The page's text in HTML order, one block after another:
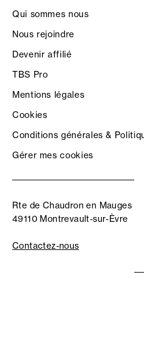
Qui sommes nous
Nous rejoindre
Devenir affilié
TBS Pro
Mentions légales
Cookies
Conditions générales &
Gérer mes cookies
Rte de Chaudron en Mauges
49110 Montrevault-sur-Èvre
Contactez-nous